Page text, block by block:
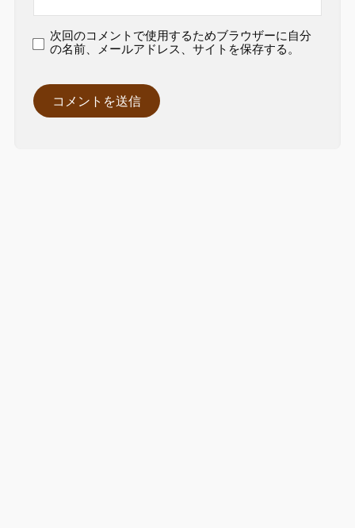
次回のコメントで使用するためブラウザーに自分
の名前、メールアドレス、サイトを保存する。